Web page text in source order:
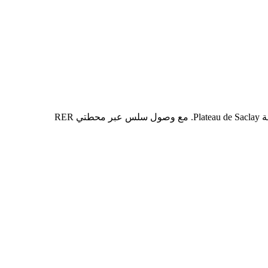
Le Next, الواقع على Boulevard Thomas Gobert في Palaiseau، يقدم مكاتب ومساحات مكاتب مشتركة بالقرب من مجموعة الابتكار المعروفة Plateau de Saclay. مع وصول سلس عبر محطتي RER